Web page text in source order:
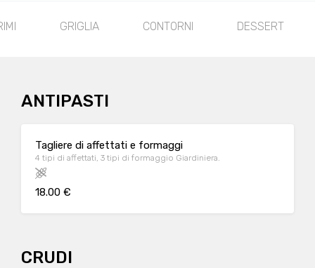
GRIGLIA CONTORNI DESSERT
ANTIPASTI
Tagliere di affettati e formaggi
4 tipi di affettati, 3 tipi di formaggio Giardiniera.
18.00 €
CRUDI